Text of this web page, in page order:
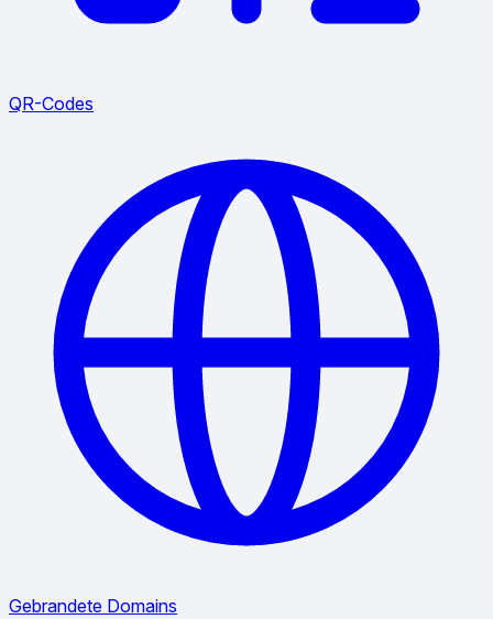
QR-Codes
Gebrandete Domains